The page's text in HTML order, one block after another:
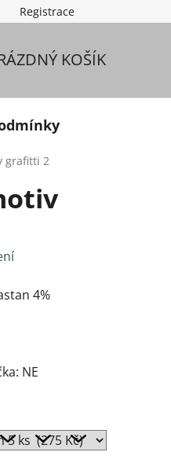
Registrace
KOŠÍK
grafitti 2
hvězdiček.
4%
NE